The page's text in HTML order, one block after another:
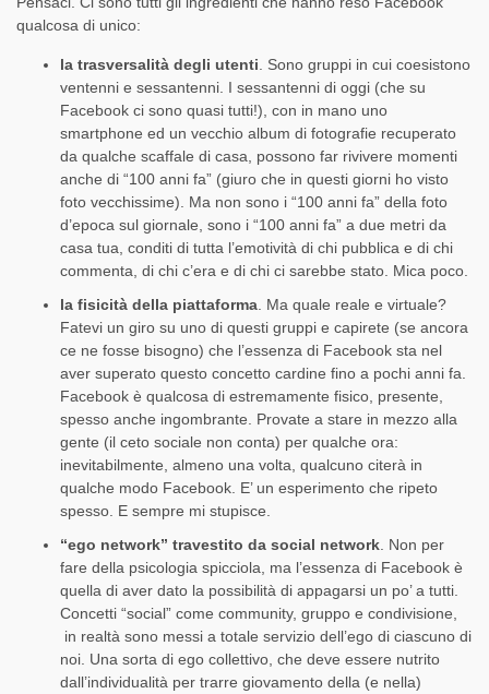
qualcosa di unico:
la trasversalità degli utenti . Sono gruppi in cui coesistono
ventenni e sessantenni. I sessantenni di oggi (che su
Facebook ci sono quasi tutti!), con in mano uno
smartphone ed un vecchio album di fotografie recuperato
da qualche scaffale di casa, possono far rivivere momenti
anche di “100 anni fa” (giuro che in questi giorni ho visto
foto vecchissime). Ma non sono i “100 anni fa” della foto
d’epoca sul giornale, sono i “100 anni fa” a due metri da
casa tua, conditi di tutta l’emotività di chi pubblica e di chi
commenta, di chi c’era e di chi ci sarebbe stato. Mica poco.
la fisicità della piattaforma . Ma quale reale e virtuale?
Fatevi un giro su uno di questi gruppi e capirete (se ancora
ce ne fosse bisogno) che l’essenza di Facebook sta nel
aver superato questo concetto cardine fino a pochi anni fa.
Facebook è qualcosa di estremamente fisico, presente,
spesso anche ingombrante. Provate a stare in mezzo alla
gente (il ceto sociale non conta) per qualche ora:
inevitabilmente, almeno una volta, qualcuno citerà in
qualche modo Facebook. E’ un esperimento che ripeto
spesso. E sempre mi stupisce.
“ego network” travestito da social network . Non per
fare della psicologia spicciola, ma l’essenza di Facebook è
quella di aver dato la possibilità di appagarsi un po’ a tutti.
Concetti “social” come community, gruppo e condivisione,
in realtà sono messi a totale servizio dell’ego di ciascuno di
noi. Una sorta di ego collettivo, che deve essere nutrito
dall’individualità per trarre giovamento della (e nella)